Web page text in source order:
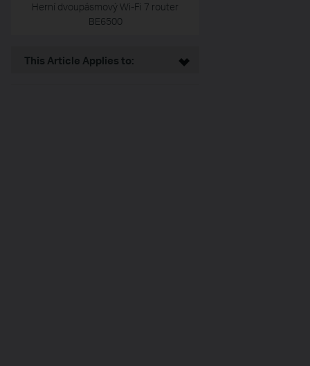
Herní dvoupásmový Wi-Fi 7 router
BE6500
This Article Applies to: